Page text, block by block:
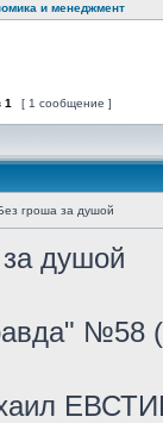
и менеджмент
1 [ 1 сообщение ]
гроша за душой
душой
№58